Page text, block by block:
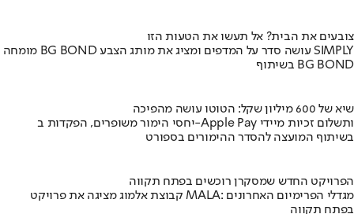
צובעים את הבית? אל תעשו את הטעות הזו
מומחה BG BOND עושה סדר על המדפים ומציג את מותג הצבע SIMPLY
בשיתוף BG BOND
שיא של 600 מיליון שקל: הטוטו עושה מהפיכה
יחסי הימור משופרים, הפקדות ב-Apple Pay ותשלום זכיות מיידי
בשיתוף המועצה להסדר ההימורים בספורט
הפרויקט החדש שמסקרן רוכשים בפתח תקווה
קבוצת אלמוג מציגה את פרויקט MALA: מגדלי הפרימיום האחרונים
בפתח תקווה